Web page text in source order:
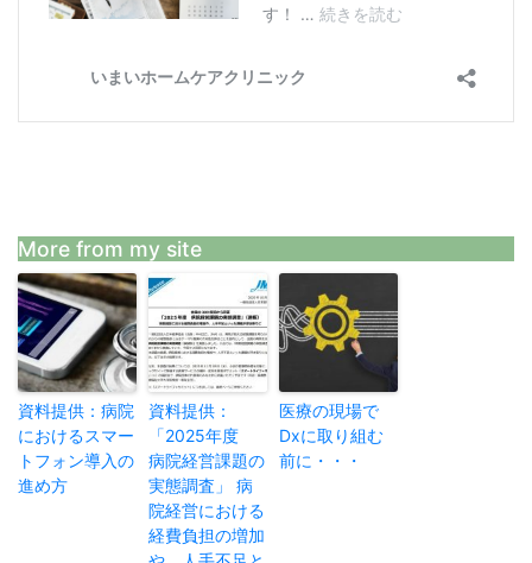
More from my site
資料提供：病院
におけるスマー
トフォン導入の
進め方
資料提供：
「2025年度
病院経営課題の
実態調査」 病
院経営における
経費負担の増加
医療の現場で
Dxに取り組む
前に・・・